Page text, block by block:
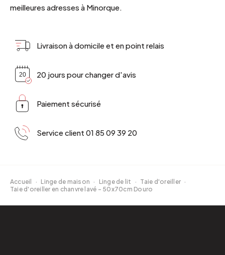
meilleures adresses à Minorque.
Livraison à domicile et en point relais
20 jours pour changer d'avis
Paiement sécurisé
Service client 01 85 09 39 20
Accueil · Linge de maison · Linge de lit · Taie d'oreiller ·
Taie d'oreiller en chanvre lavé - 50x70cm Douro